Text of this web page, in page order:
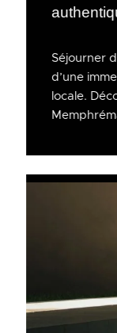
Séjourner
d’une
locale.